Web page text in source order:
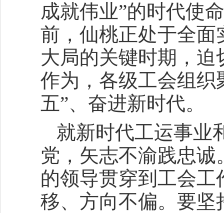
成就伟业”的时代使
前，仙桃正处于全面
大局的关键时期，
作为，各级工会组织
五”、奋进新时代。
就新时代工运事业
党，矢志不渝践忠
的领导贯穿到工会
移、方向不偏。要